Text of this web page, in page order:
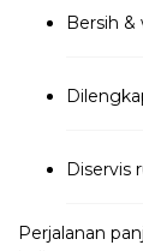
Bersih &
Diservis
Perjalanan